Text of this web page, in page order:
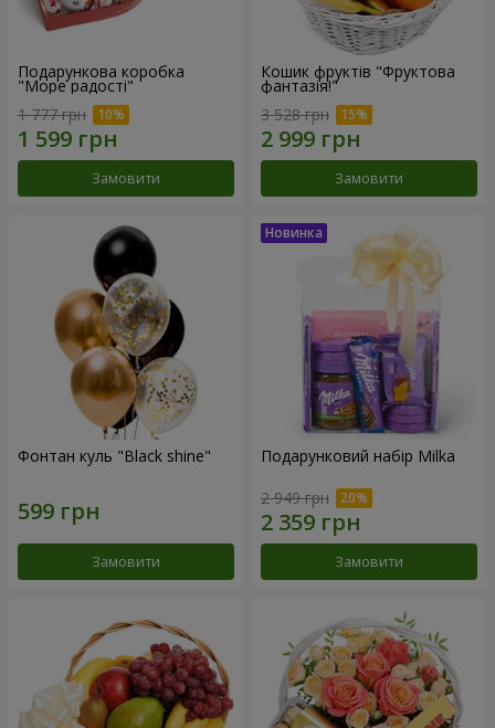
Подарункова коробка
"Море радості"
1 777 грн
Замовити
Кошик фруктів "Фруктова
фантазія!"
3 528 грн
Замовити
Фонтан куль "Black shine"
Замовити
Подарунковий набір Milka
2 949 грн
Замовити